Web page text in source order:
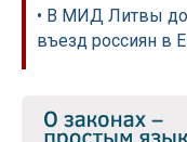
• В МИД Литвы
въезд россиян в